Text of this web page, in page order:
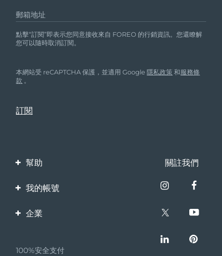
郵箱地址
點擊“訂閱”即表示您同意接收來自 FOREO 的行銷資訊。您還瞭解
您可以隨時取消訂閱。
本網站受 reCAPTCHA 保護，並適用 Google隱私政策 和服務條
款 。
幫助
聯繫我們
保修與退換貨
關註我們
我的帳號
產品註冊
企業
夥伴計畫
100%安全支付